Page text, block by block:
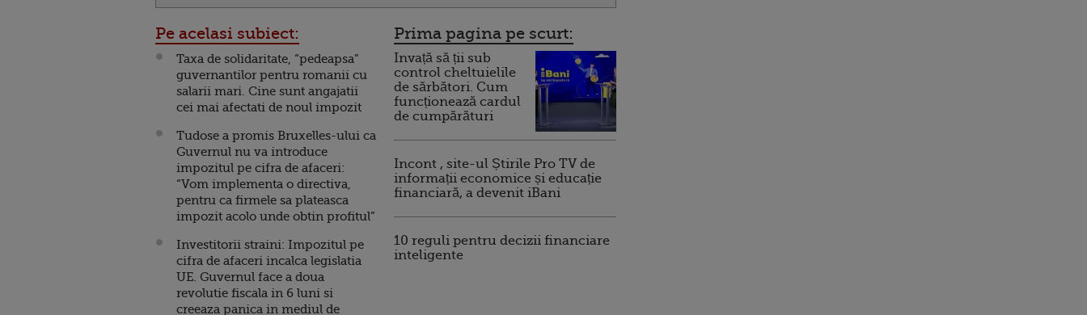
Pe acelasi subiect:
Taxa de solidaritate, “pedeapsa”
guvernantilor pentru romanii cu
salarii mari. Cine sunt angajatii
cei mai afectati de noul impozit
Tudose a promis Bruxelles-ului ca
Guvernul nu va introduce
impozitul pe cifra de afaceri:
“Vom implementa o directiva,
pentru ca firmele sa plateasca
impozit acolo unde obtin profitul”
Investitorii straini: Impozitul pe
cifra de afaceri incalca legislatia
UE. Guvernul face a doua
revolutie fiscala in 6 luni si
creeaza panica in mediul de
Prima pagina pe scurt:
Invață să ții sub
control cheltuielile
de sărbători. Cum
funcționează cardul
de cumpărături
Incont , site-ul Știrile Pro TV de
informații economice și educație
financiară, a devenit iBani
10 reguli pentru decizii financiare
inteligente